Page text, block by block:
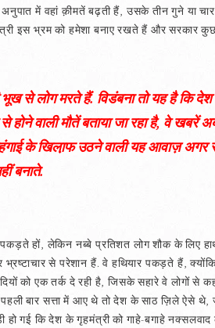
में वहां क़ीमतें बढ़ती हैं, उसके तीन गुने या
इस भ्रम को हमेशा बनाए रखते हैं और सरकार
से लोग मरते हैं. विडंबना तो यह है कि
होने वाली मौतें बताया जा रहा है, वे खबरें
के खिला़फ उठने वाली यह आवाज़ अगर
बनाते.
हों, लेकिन नब्बे प्रतिशत लोग शौक के लिए
से परेशान हैं. वे हथियार पकड़ते हैं,
को एक तर्क दे रही है, जिसके सहारे वे लोगों से
बार सत्ता में आए थे तो देश के साठ ज़िले ऐसे
गई कि देश के गृहमंत्री को गाहे-बगाहे